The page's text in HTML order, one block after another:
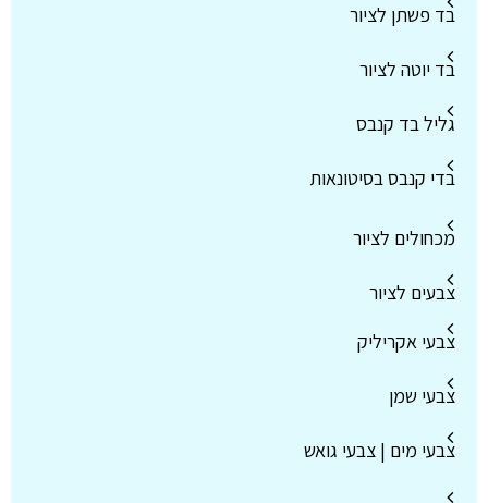
בד פשתן לציור
בד יוטה לציור
גליל בד קנבס
בדי קנבס בסיטונאות
מכחולים לציור
צבעים לציור
צבעי אקריליק
צבעי שמן
צבעי מים | צבעי גואש